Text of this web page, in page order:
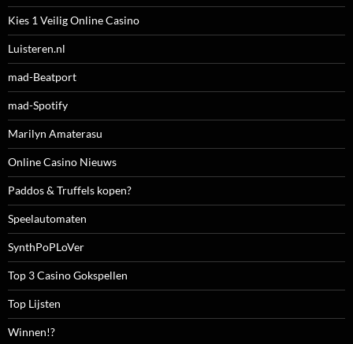
Kies 1 Veilig Online Casino
Luisteren.nl
mad-Beatport
mad-Spotify
Marilyn Amaterasu
Online Casino Nieuws
Paddos & Truffels kopen?
Speelautomaten
SynthPoPLoVer
Top 3 Casino Gokspellen
Top Lijsten
Winnen!?